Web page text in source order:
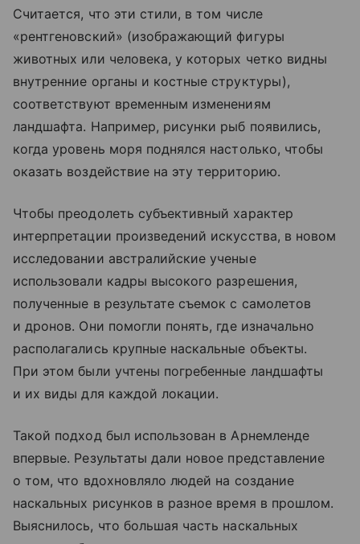
Считается, что эти стили, в том числе
«рентгеновский» (изображающий фигуры
животных или человека, у которых четко видны
внутренние органы и костные структуры),
соответствуют временным изменениям
ландшафта. Например, рисунки рыб появились,
когда уровень моря поднялся настолько, чтобы
оказать воздействие на эту территорию.
Чтобы преодолеть субъективный характер
интерпретации произведений искусства, в новом
исследовании австралийские ученые
использовали кадры высокого разрешения,
полученные в результате съемок с самолетов
и дронов. Они помогли понять, где изначально
располагались крупные наскальные объекты.
При этом были учтены погребенные ландшафты
и их виды для каждой локации.
Такой подход был использован в Арнемленде
впервые. Результаты дали новое представление
о том, что вдохновляло людей на создание
наскальных рисунков в разное время в прошлом.
Выяснилось, что большая часть наскальных